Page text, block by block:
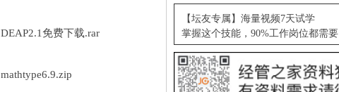
DEAP2.1免费下载.rar
mathtype6.9.zip
【坛友专属】海量视频7天试学
掌握这个技能，90%工作岗位都需要